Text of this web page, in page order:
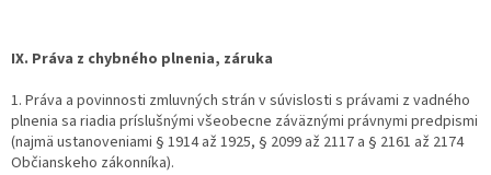
IX. Práva z chybného plnenia, záruka
1. Práva a povinnosti zmluvných strán v súvislosti s právami z vadného
plnenia sa riadia príslušnými všeobecne záväznými právnymi predpismi
(najmä ustanoveniami § 1914 až 1925, § 2099 až 2117 a § 2161 až 2174
Občianskeho zákonníka).